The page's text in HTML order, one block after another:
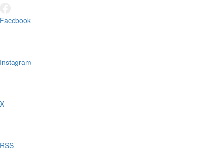
Facebook
Instagram
X
RSS